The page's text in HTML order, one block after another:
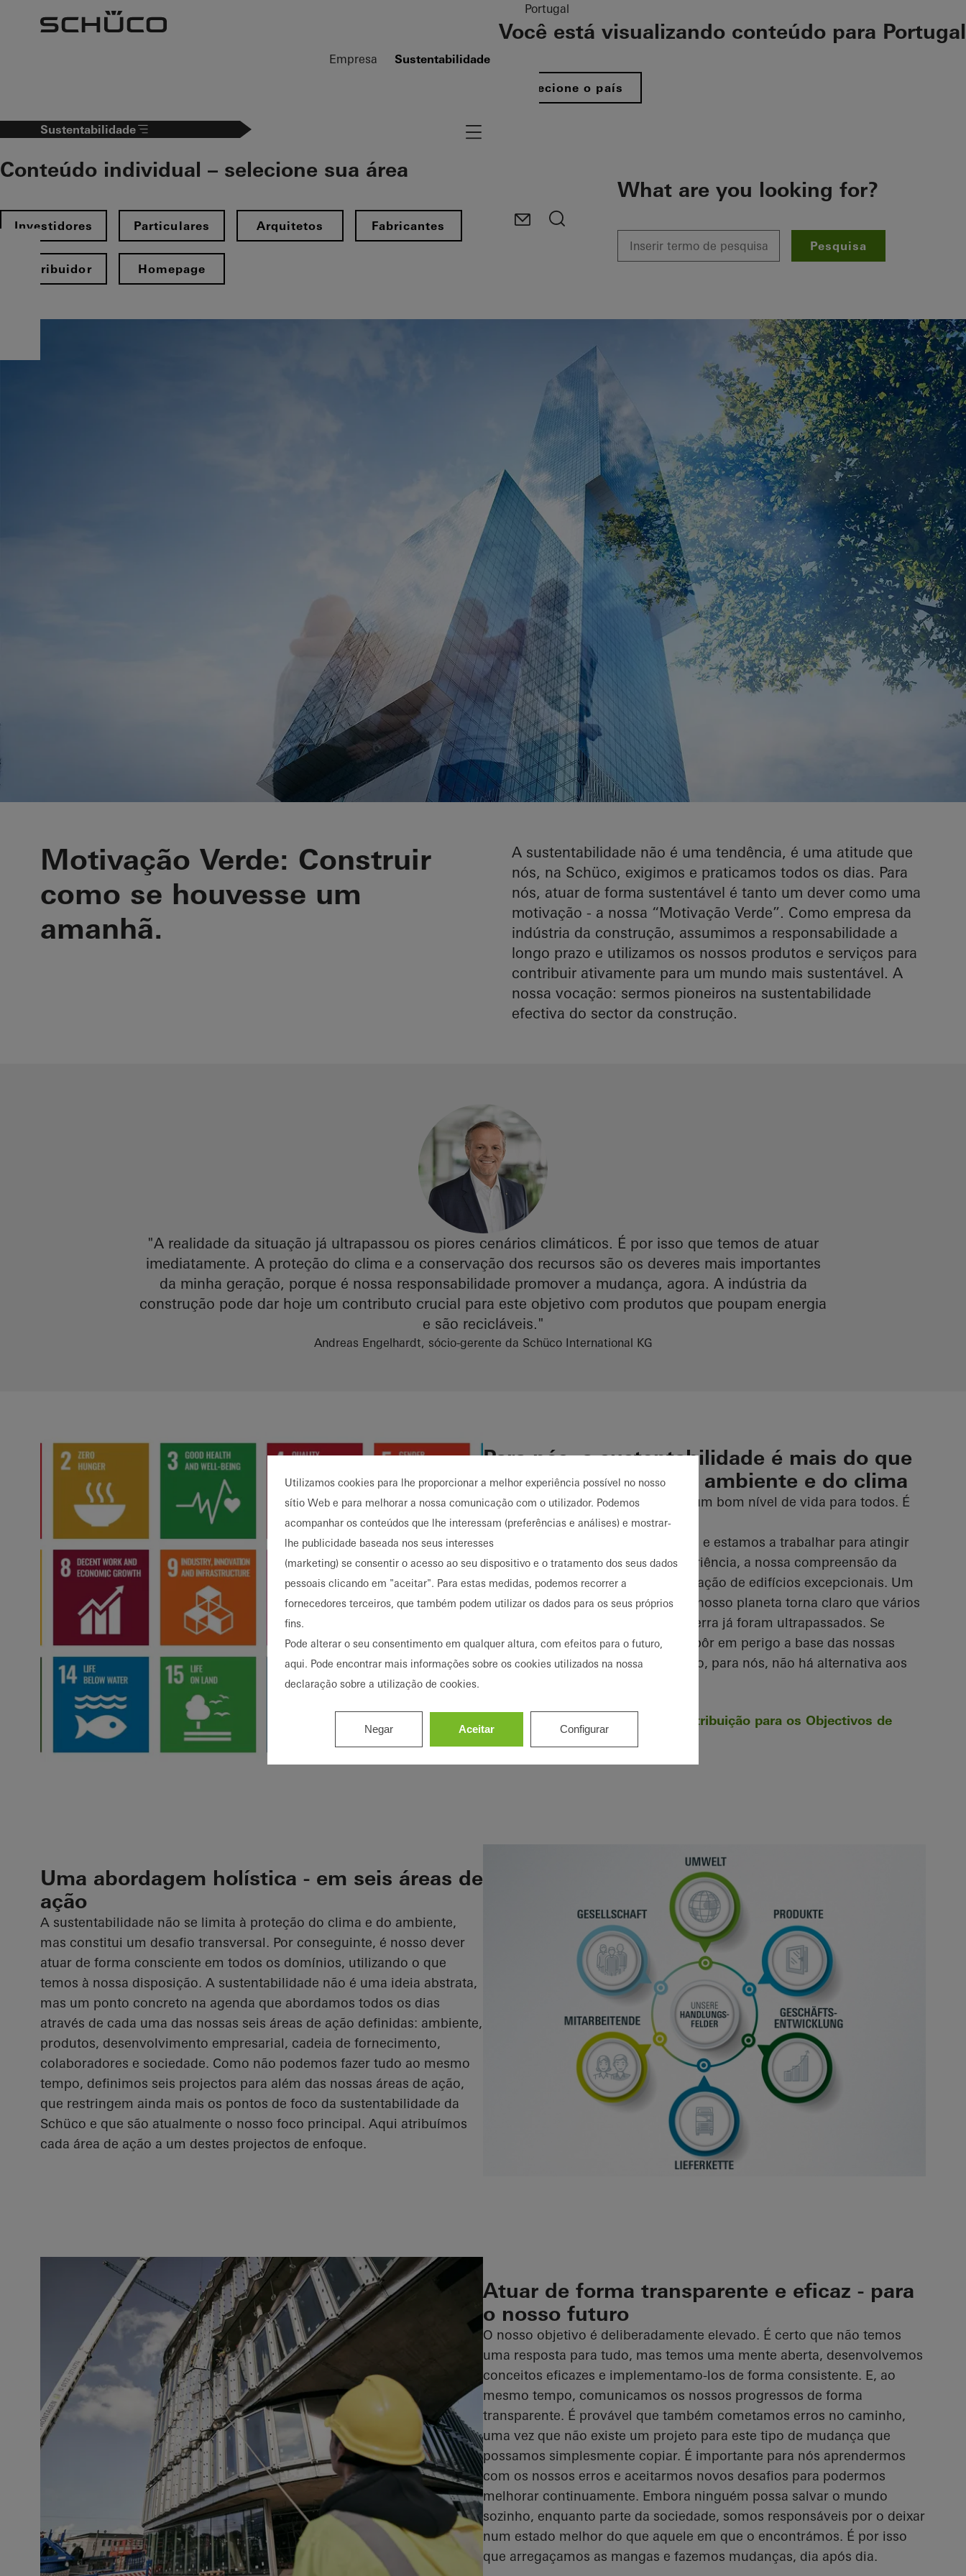
To the main content
Empresa Sustentabilidade
Portugal
Você está visualizando conteúdo para Portugal
Selecione o país
Sustentabilidade
Conteúdo individual – selecione sua área​
Investidores Particulares Arquitetos Fabricantes
Distribuidor Homepage
Navigation öffnen
What are you looking for?
Pesquisa
Sustentabilidade na Schüco
Motivação Verde: Construir
como se houvesse um
amanhã.
A sustentabilidade não é uma tendência, é uma atitude que
nós, na Schüco, exigimos e praticamos todos os dias. Para
nós, atuar de forma sustentável é tanto um dever como uma
motivação - a nossa “Motivação Verde”. Como empresa da
indústria da construção, assumimos a responsabilidade a
longo prazo e utilizamos os nossos produtos e serviços para
contribuir ativamente para um mundo mais sustentável. A
nossa vocação: sermos pioneiros na sustentabilidade
efectiva do sector da construção.
"A realidade da situação já ultrapassou os piores cenários climáticos. É por isso que temos de atuar
imediatamente. A proteção do clima e a conservação dos recursos são os deveres mais importantes
da minha geração, porque é nossa responsabilidade promover a mudança, agora. A indústria da
construção pode dar hoje um contributo crucial para este objetivo com produtos que poupam energia
e são recicláveis."
Andreas Engelhardt, sócio-gerente da Schüco International KG
Para nós, a sustentabilidade é mais do que
apenas a proteção do ambiente e do clima
A sustentabilidade é a chave para um bom nível de vida para todos. É
por isso que nos associámos à
estabelecidos pelas Nações Unidas e estamos a trabalhar para atingir
estes objectivos com a nossa experiência, a nossa compreensão da
qualidade e a nossa paixão pela criação de edifícios excepcionais. Um
olhar sobre os limites de stress do nosso planeta torna claro que vários
destes limites do ecossistema da Terra já foram ultrapassados. Se
continuarmos assim, estaremos a pôr em perigo a base das nossas
vidas e da nossa economia. Por isso, para nós, não há alternativa aos
Saiba mais sobre a nossa contribuição para os Objectivos de
Desenvolvimento Sustentável.
Uma abordagem holística - em seis áreas de
ação
A sustentabilidade não se limita à proteção do clima e do ambiente,
mas constitui um desafio transversal. Por conseguinte, é nosso dever
atuar de forma consciente em todos os domínios, utilizando o que
temos à nossa disposição. A sustentabilidade não é uma ideia abstrata,
mas um ponto concreto na agenda que abordamos todos os dias
através de cada uma das nossas seis áreas de ação definidas: ambiente,
produtos, desenvolvimento empresarial, cadeia de fornecimento,
colaboradores e sociedade. Como não podemos fazer tudo ao mesmo
tempo, definimos seis projectos para além das nossas áreas de ação,
que restringem ainda mais os pontos de foco da sustentabilidade da
Schüco e que são atualmente o nosso foco principal. Aqui atribuímos
cada área de ação a um destes projectos de enfoque.
Atuar de forma transparente e eficaz - para
o nosso futuro
O nosso objetivo é deliberadamente elevado. É certo que não temos
uma resposta para tudo, mas temos uma mente aberta, desenvolvemos
conceitos eficazes e implementamo-los de forma consistente. E, ao
mesmo tempo, comunicamos os nossos progressos de forma
transparente. É provável que também cometamos erros no caminho,
uma vez que não existe um projeto para este tipo de mudança que
possamos simplesmente copiar. É importante para nós aprendermos
com os nossos erros e aceitarmos novos desafios para podermos
melhorar continuamente. Embora ninguém possa salvar o mundo
sozinho, enquanto parte da sociedade, somos responsáveis por o deixar
num estado melhor do que aquele em que o encontrámos. É por isso
que arregaçamos as mangas e fazemos mudanças, dia após dia.
Utilizamos cookies para lhe proporcionar a melhor experiência possível no nosso
sítio Web e para melhorar a nossa comunicação com o utilizador. Podemos
acompanhar os conteúdos que lhe interessam (preferências e análises) e mostrar-
lhe publicidade baseada nos seus interesses
(marketing) se consentir o acesso ao seu dispositivo e o tratamento dos seus dados
pessoais clicando em "aceitar". Para estas medidas, podemos recorrer a
fornecedores terceiros, que também podem utilizar os dados para os seus próprios
fins.
Pode alterar o seu consentimento em qualquer altura, com efeitos para o futuro,
aqui. Pode encontrar mais informações sobre os cookies utilizados na nossa
declaração sobre a utilização de cookies.
Negar Aceitar Configurar